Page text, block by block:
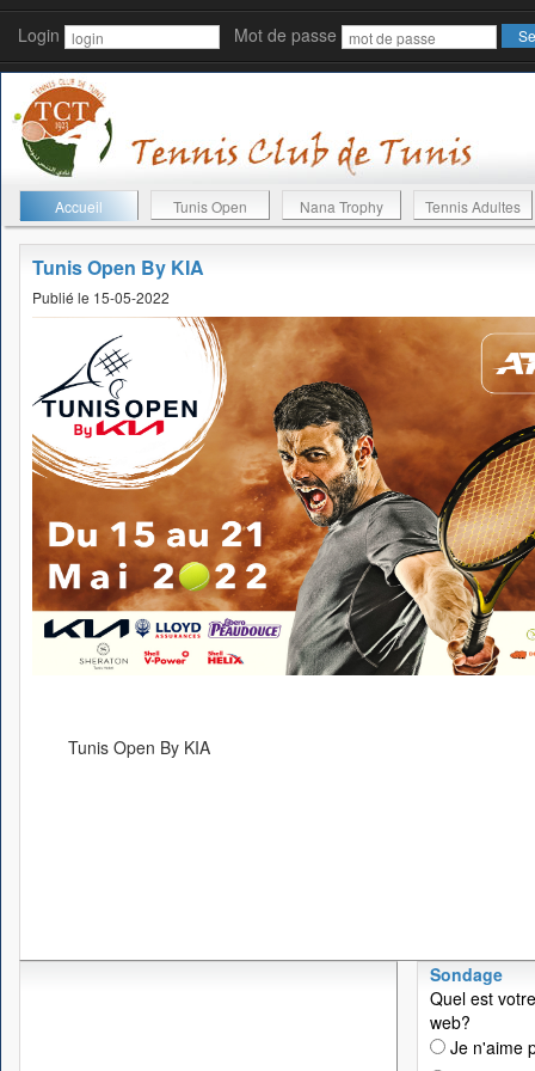
Login Mot de passe
Accueil Tunis Open Nana Trophy Tennis Adultes
Tunis Open By KIA
Publié le 15-05-2022
Tunis Open By KIA
Sondage
Quel est
web?
Je n'aime